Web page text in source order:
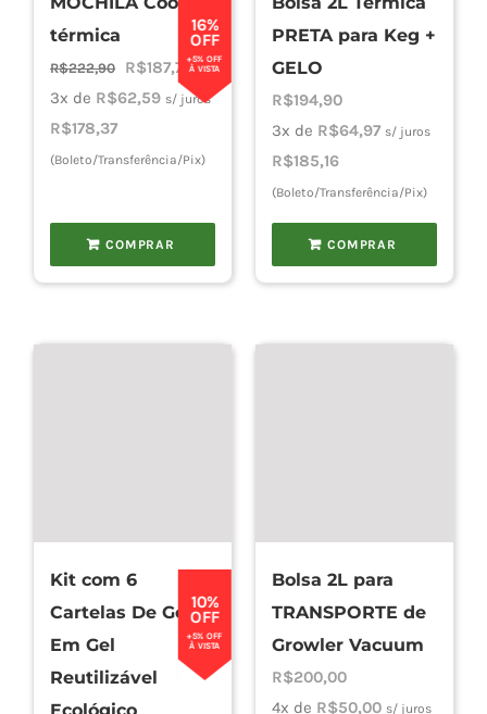
16%
OFF
+5% OFF
À VISTA
térmica
R$222,90
O
preço
era:
R$187,76O
preço
é:
3x de R$62,59 s/ juros
R$178,37
(Boleto/Transferência/Pix)
COMPRAR
PRETA para Keg +
GELO
R$194,90
3x de R$64,97 s/ juros
R$185,16
(Boleto/Transferência/Pix)
COMPRAR
10%
OFF
+5% OFF
À VISTA
Kit com 6
Cartelas De Gelo
Em Gel
Reutilizável
Bolsa 2L para
TRANSPORTE de
Growler Vacuum
R$200,00
4x de R$50,00 s/ juros